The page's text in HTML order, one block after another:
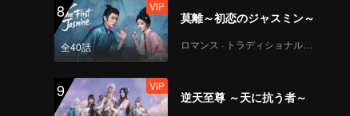
8
全40話
VIP
莫離～初恋のジャスミン～
ロマンス · トラディショナル・コスチューム
9 VIP
逆天至尊 ～天に抗う者～